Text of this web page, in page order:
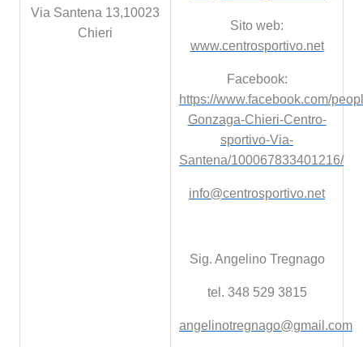
Via Santena 13,10023
Chieri
Sito web:
www.centrosportivo.net
Facebook:
https://www.facebook.com/
Gonzaga-Chieri-Centro-
sportivo-Via-
Santena/100067833401216/
info@centrosportivo.net
Sig. Angelino Tregnago
tel. 348 529 3815
angelinotregnago@gmail.com